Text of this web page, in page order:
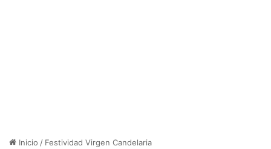
Inicio / Festividad Virgen Candelaria